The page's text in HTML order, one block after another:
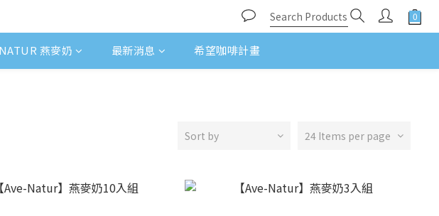
燕麥奶 最新消息 希望咖啡計畫
Sort by 24 Items per page